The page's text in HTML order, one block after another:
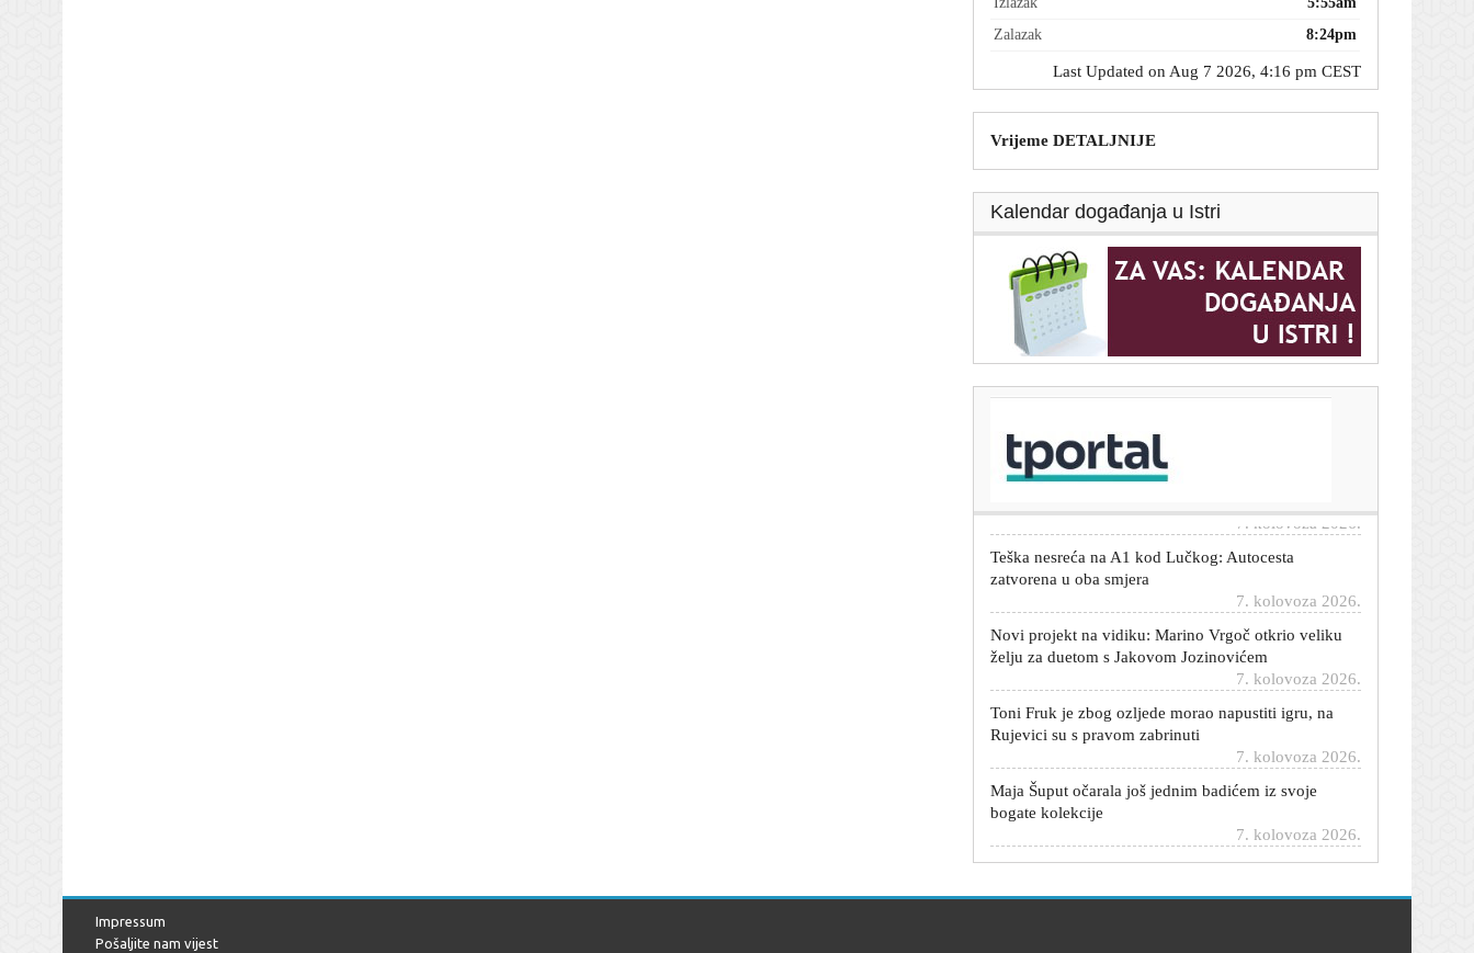
Zalazak
8:24pm
Last Updated on Aug 7 2026, 4:16 pm CEST
Vrijeme DETALJNIJE
Kalendar događanja u Istri
Dalić postaje najplaćeniji hrvatski trener u povijesti.
Evo koji je na svjetskoj ljestvici
Teška nesreća na A1 kod Lučkog: Autocesta
7. kolovoza 2026.
Novi projekt na vidiku: Marino Vrgoč otkrio veliku
7. kolovoza 2026.
Toni Fruk je zbog ozljede morao napustiti igru, na
7. kolovoza 2026.
Maja Šuput očarala još jednim badićem iz svoje
bogate kolekcije
7. kolovoza 2026.
Želite mobitelom snimiti nadolazeću veliku pomrčinu
Impressum
Pošaljite nam vijest